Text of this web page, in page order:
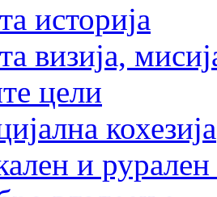
историја
визија,
цели
кохезија
и рурален